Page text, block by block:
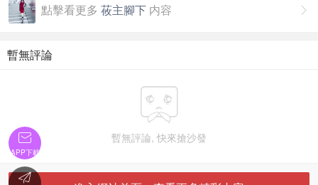

點擊看更多 莜主腳下 内容
暫無評論

暫無評論, 快來搶沙發

APP下載
